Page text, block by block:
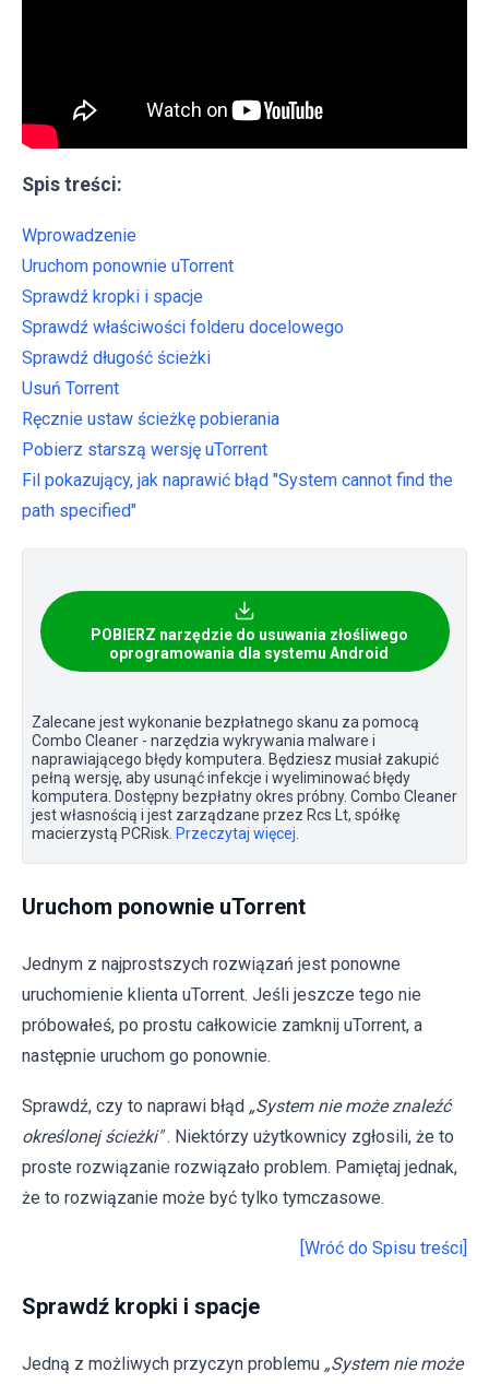
Spis treści:
Wprowadzenie
Uruchom ponownie uTorrent
Sprawdź kropki i spacje
Sprawdź właściwości folderu docelowego
Sprawdź długość ścieżki
Usuń Torrent
Ręcznie ustaw ścieżkę pobierania
Pobierz starszą wersję uTorrent
Fil pokazujący, jak naprawić błąd "System cannot find the
path specified"
POBIERZ narzędzie do usuwania złośliwego
oprogramowania dla systemu Android
Zalecane jest wykonanie bezpłatnego skanu za pomocą
Combo Cleaner - narzędzia wykrywania malware i
naprawiającego błędy komputera. Będziesz musiał zakupić
pełną wersję, aby usunąć infekcje i wyeliminować błędy
komputera. Dostępny bezpłatny okres próbny. Combo Cleaner
jest własnością i jest zarządzane przez Rcs Lt, spółkę
macierzystą PCRisk. Przeczytaj więcej
Uruchom ponownie uTorrent
Jednym z najprostszych rozwiązań jest ponowne
uruchomienie klienta uTorrent. Jeśli jeszcze tego nie
próbowałeś, po prostu całkowicie zamknij uTorrent, a
następnie uruchom go ponownie.
Sprawdź, czy to naprawi błąd „System nie może znaleźć
określonej ścieżki" . Niektórzy użytkownicy zgłosili, że to
proste rozwiązanie rozwiązało problem. Pamiętaj jednak,
że to rozwiązanie może być tylko tymczasowe.
[Wróć do Spisu treści]
Sprawdź kropki i spacje
Jedną z możliwych przyczyn problemu „System nie może